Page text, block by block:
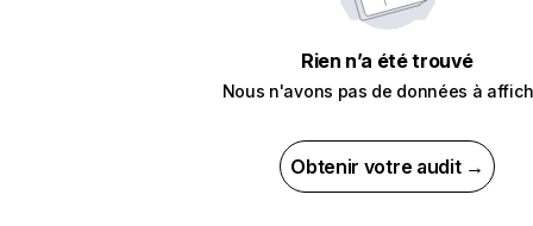
Rien n’a été trouvé
Nous n'avons pas de données à
Obtenir votre audit →